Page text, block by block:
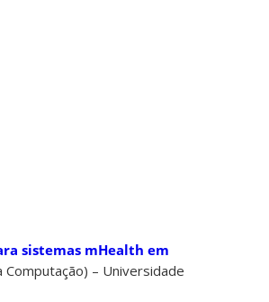
sistemas mHealth em
Computação) – Universidade